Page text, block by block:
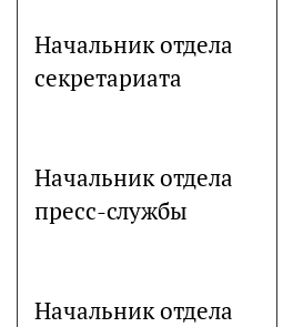
Начальник отдела
секретариата
Начальник отдела
пресс-службы
Начальник отдела